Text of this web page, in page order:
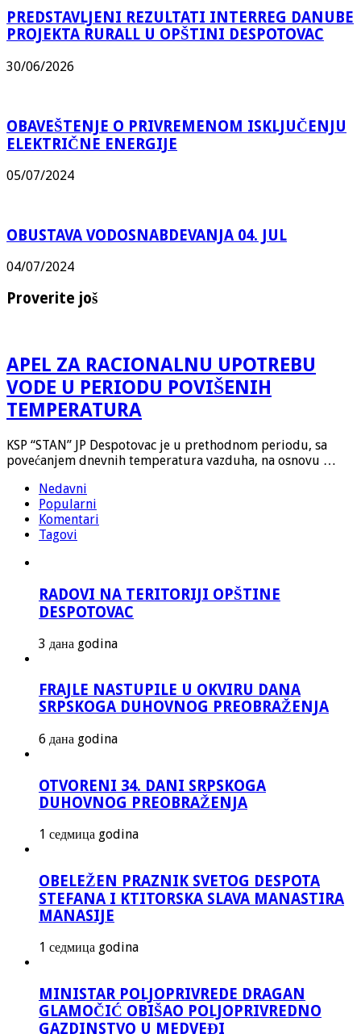
PREDSTAVLJENI REZULTATI INTERREG DANUBE
PROJEKTA RURALL U OPŠTINI DESPOTOVAC
30/06/2026
OBAVEŠTENJE O PRIVREMENOM ISKLJUČENJU
ELEKTRIČNE ENERGIJE
05/07/2024
OBUSTAVA VODOSNABDEVANJA 04. JUL
04/07/2024
Proverite još
APEL ZA RACIONALNU UPOTREBU
VODE U PERIODU POVIŠENIH
TEMPERATURA
KSP “STAN” JP Despotovac je u prethodnom periodu, sa
povećanjem dnevnih temperatura vazduha, na osnovu …
Nedavni
Popularni
Komentari
Tagovi
RADOVI NA TERITORIJI OPŠTINE
DESPOTOVAC
3 дана godina
FRAJLE NASTUPILE U OKVIRU DANA
SRPSKOGA DUHOVNOG PREOBRAŽENJA
6 дана godina
OTVORENI 34. DANI SRPSKOGA
DUHOVNOG PREOBRAŽENJA
1 седмица godina
OBELEŽEN PRAZNIK SVETOG DESPOTA
STEFANA I KTITORSKA SLAVA MANASTIRA
MANASIJE
1 седмица godina
MINISTAR POLJOPRIVREDE DRAGAN
GLAMOČIĆ OBIŠAO POLJOPRIVREDNO
GAZDINSTVO U MEDVEĐI